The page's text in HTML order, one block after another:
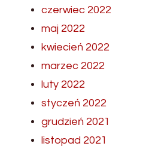
czerwiec 2022
maj 2022
kwiecień 2022
marzec 2022
luty 2022
styczeń 2022
grudzień 2021
listopad 2021